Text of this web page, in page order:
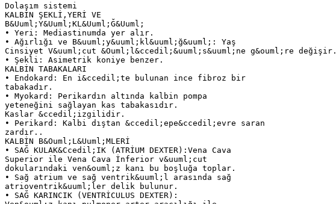
Dolaşım sistemi
KALBİN ŞEKLİ,YERİ VE
B&Uuml;Y&Uuml;KL&Uuml;Ğ&Uuml;
• Yeri: Mediastinumda yer alır.
• Ağırlığı ve B&uuml;y&uuml;kl&uuml;ğ&uuml;: Yaş
Cinsiyet V&uuml;cut &Ouml;l&ccedil;&uuml;s&uuml;ne g&ouml;re değişir.
• Şekli: Asimetrik koniye benzer.
KALBİN TABAKALARI
• Endokard: En i&ccedil;te bulunan ince fibroz bir
tabakadır.
• Myokard: Perikardın altında kalbin pompa
yeteneğini sağlayan kas tabakasıdır.
Kaslar &ccedil;izgilidir.
• Perikard: Kalbi dıştan &ccedil;epe&ccedil;evre saran
zardır..
KALBİN B&Ouml;L&Uuml;MLERİ
• SAĞ KULAK&Ccedil;IK (ATRİUM DEXTER):Vena Cava
Superior ile Vena Cava İnferior v&uuml;cut
dokularındaki ven&ouml;z kanı bu boşluğa toplar.
• Sağ atrium ve sağ ventrik&uuml;l arasında sağ
atrioventrik&uuml;ler delik bulunur.
• SAĞ KARINCIK (VENTRİCULUS DEXTER):